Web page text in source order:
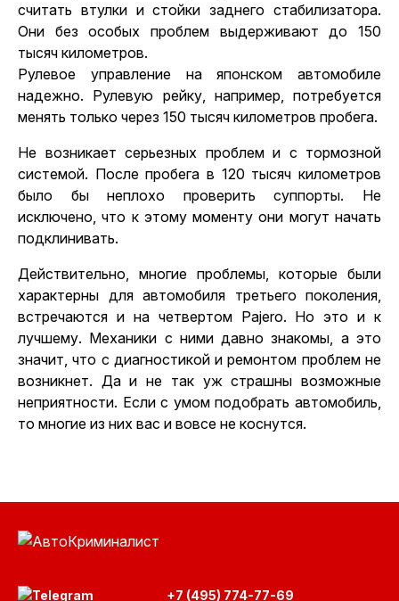
считать втулки и стойки заднего стабилизатора.
Они без особых проблем выдерживают до 150
тысяч километров.
Рулевое управление на японском автомобиле
надежно. Рулевую рейку, например, потребуется
менять только через 150 тысяч километров пробега.
Не возникает серьезных проблем и с тормозной
системой. После пробега в 120 тысяч километров
было бы неплохо проверить суппорты. Не
исключено, что к этому моменту они могут начать
подклинивать.
Действительно, многие проблемы, которые были
характерны для автомобиля третьего поколения,
встречаются и на четвертом Pajero. Но это и к
лучшему. Механики с ними давно знакомы, а это
значит, что с диагностикой и ремонтом проблем не
возникнет. Да и не так уж страшны возможные
неприятности. Если с умом подобрать автомобиль,
то многие из них вас и вовсе не коснутся.
+7 (495) 774-77-69